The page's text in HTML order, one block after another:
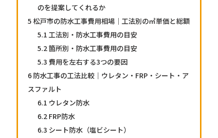
のを提案してくれるか
5 松戸市の防水工事費用相場｜工法別の㎡単価と総額
5.1 工法別・防水工事費用の目安
5.2箇所別・防水工事費用の目安
5.3 費用を左右する3つの要因
6 防水工事の工法比較｜ウレタン・FRP・シート・ア
スファルト
6.1 ウレタン防水
6.2 FRP防水
6.3 シート防水（塩ビシート）